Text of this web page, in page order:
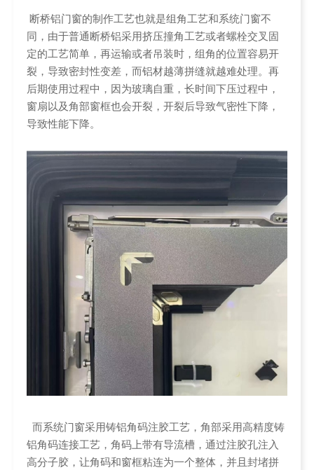
断桥铝门窗的制作工艺也就是组角工艺和系统门窗不
同，由于普通断桥铝采用挤压撞角工艺或者螺栓交叉固
定的工艺简单，再运输或者吊装时，组角的位置容易开
裂，导致密封性变差，而铝材越薄拼缝就越难处理。再
后期使用过程中，因为玻璃自重，长时间下压过程中，
窗扇以及角部窗框也会开裂，开裂后导致气密性下降，
导致性能下降。
而系统门窗采用铸铝角码注胶工艺，角部采用高精度铸
铝角码连接工艺，角码上带有导流槽，通过注胶孔注入
高分子胶，让角码和窗框粘连为一个整体，并且封堵拼